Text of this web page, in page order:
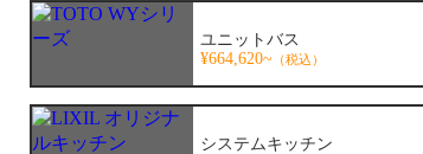
ユニットバス
¥664,620~ （税込）
システムキッチン